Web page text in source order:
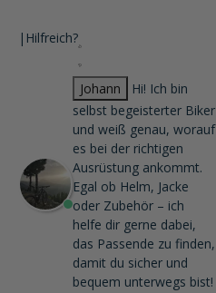
| Hilfreich?
Johann
Hi! Ich bin
selbst begeisterter Biker
und weiß genau, worauf
es bei der richtigen
Ausrüstung ankommt.
Egal ob Helm, Jacke
oder Zubehör – ich
helfe dir gerne dabei,
das Passende zu finden,
damit du sicher und
bequem unterwegs bist!